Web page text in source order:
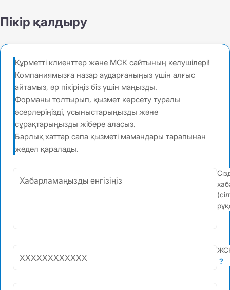
Пікір қалдыру
Құрметті клиенттер және МСК сайтының келушілері!
Компаниямызға назар аударғаныңыз үшін алғыс
айтамыз, әр пікіріңіз біз үшін маңызды.
Форманы толтырып, қызмет көрсету туралы
әсерлеріңізді, ұсыныстарыңызды және
сұрақтарыңызды жібере аласыз.
Барлық хаттар сапа қызметі мамандары тарапынан
жедел қаралады.
?